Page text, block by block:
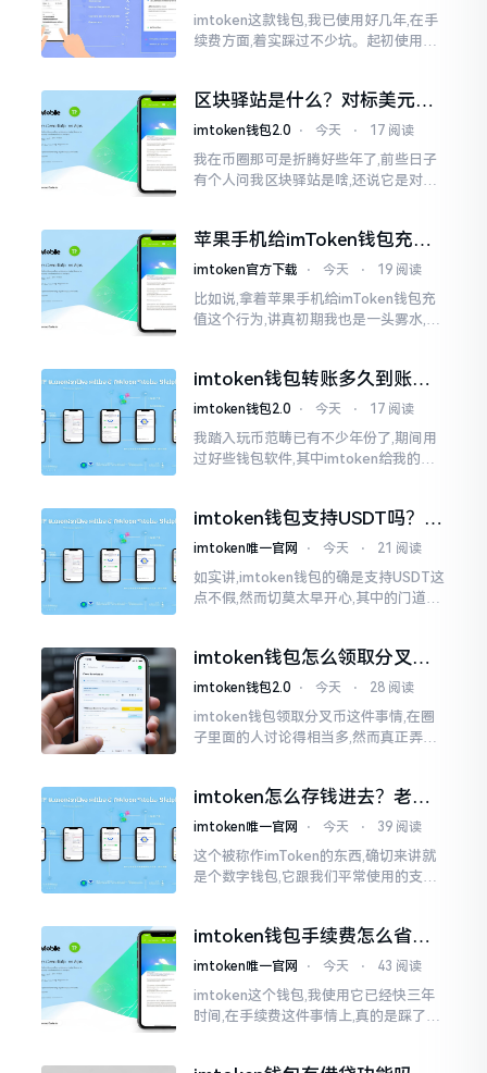
imtoken这款钱包,我已使用好几年,在手
续费方面,着实踩过不少坑。起初使用时,
明白
区块驿站是什么？对标美元的
ETH到底咋回事
imtoken钱包2.0 ⋅ 今天 ⋅ 17 阅读
我在币圈那可是折腾好些年了,前些日子
有个人问我区块驿站是啥,还说它是对标
找了些资料
苹果手机给imToken钱包充
值，这几步别搞错
imtoken官方下载 ⋅ 今天 ⋅ 19 阅读
比如说,拿着苹果手机给imToken钱包充
值这个行为,讲真初期我也是一头雾水,搞
imtoken钱包转账多久到账？
一文说清楚
imtoken钱包2.0 ⋅ 今天 ⋅ 17 阅读
我踏入玩币范畴已有不少年份了,期间用
过好些钱包软件,其中imtoken给我的整
imtoken钱包支持USDT吗？转
账提现全攻略
imtoken唯一官网 ⋅ 今天 ⋅ 21 阅读
如实讲,imtoken钱包的确是支持USDT这
点不假,然而切莫太早开心,其中的门道是
费高得主子心疼
imtoken钱包怎么领取分叉
币？老手教你避坑
imtoken钱包2.0 ⋅ 今天 ⋅ 28 阅读
imtoken钱包领取分叉币这件事情,在圈
子里面的人讨论得相当多,然而真正弄明
imtoken怎么存钱进去？老玩
家教你把钱转进钱包
imtoken唯一官网 ⋅ 今天 ⋅ 39 阅读
这个被称作imToken的东西,确切来讲就
是个数字钱包,它跟我们平常使用的支付
时候都会陷入困惑
imtoken钱包手续费怎么省？
老玩家告诉你几个实在招
imtoken唯一官网 ⋅ 今天 ⋅ 43 阅读
imtoken这个钱包,我使用它已经快三年
时间,在手续费这件事情上,真的是踩了好